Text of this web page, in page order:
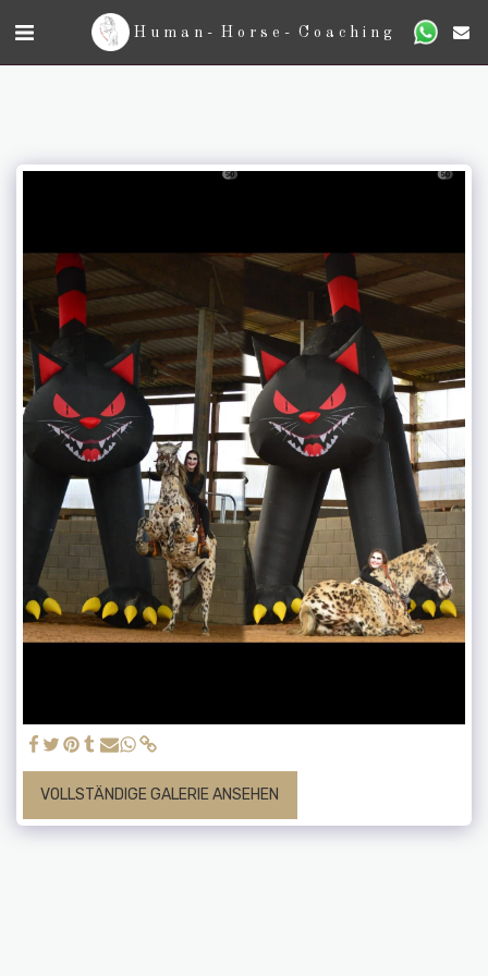
Human- Horse- Coaching
VOLLSTÄNDIGE GALERIE ANSEHEN